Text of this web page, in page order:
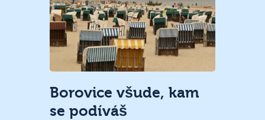
Borovice všude, kam
se podíváš